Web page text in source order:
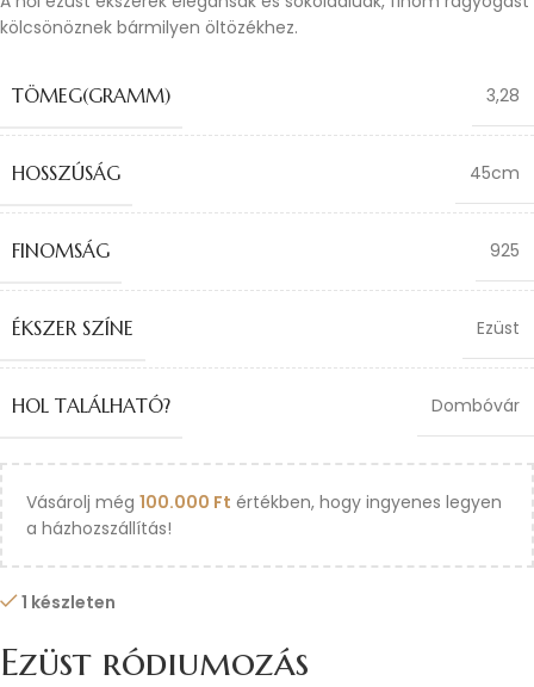
kölcsönöznek bármilyen öltözékhez.
TÖMEG(GRAMM) 3,28
HOSSZÚSÁG 45cm
FINOMSÁG 925
ÉKSZER SZÍNE Ezüst
HOL TALÁLHATÓ? Dombóvár
Vásárolj még 100.000 Ft értékben, hogy ingyenes legyen
a házhozszállítás!
1 készleten
Ezüst ródiumozás